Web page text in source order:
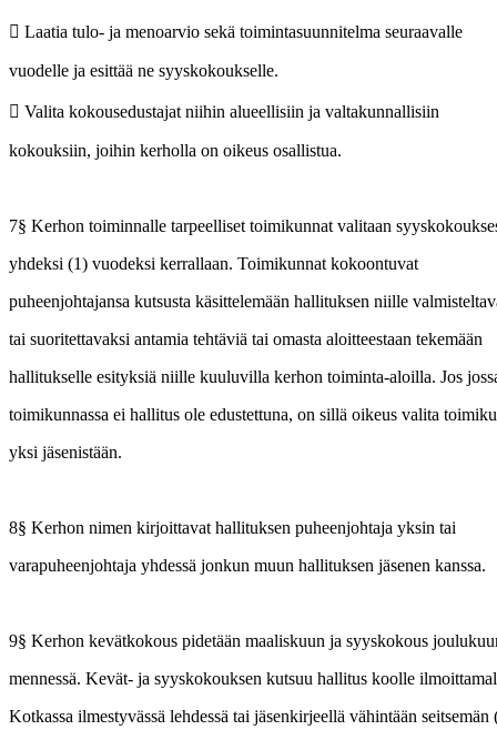
 Laatia tulo- ja menoarvio sekä toimintasuunnitelma seuraavalle
vuodelle ja esittää ne syyskokoukselle.
 Valita kokousedustajat niihin alueellisiin ja valtakunnallisiin
kokouksiin, joihin kerholla on oikeus osallistua.
7§ Kerhon toiminnalle tarpeelliset toimikunnat valitaan
yhdeksi (1) vuodeksi kerrallaan. Toimikunnat kokoontuvat
puheenjohtajansa kutsusta käsittelemään hallituksen niille
tai suoritettavaksi antamia tehtäviä tai omasta aloitteestaan tekemään
hallitukselle esityksiä niille kuuluvilla kerhon toiminta-aloilla. Jos
toimikunnassa ei hallitus ole edustettuna, on sillä oikeus valita
yksi jäsenistään.
8§ Kerhon nimen kirjoittavat hallituksen puheenjohtaja yksin tai
varapuheenjohtaja yhdessä jonkun muun hallituksen jäsenen kanssa.
9§ Kerhon kevätkokous pidetään maaliskuun ja syyskokous
mennessä. Kevät- ja syyskokouksen kutsuu hallitus koolle
Kotkassa ilmestyvässä lehdessä tai jäsenkirjeellä vähintään